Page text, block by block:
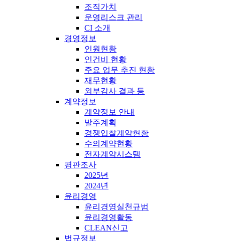
조직가치
운영리스크 관리
CI 소개
경영정보
인원현황
인건비 현황
주요 업무 추진 현황
재무현황
외부감사 결과 등
계약정보
계약정보 안내
발주계획
경쟁입찰계약현황
수의계약현황
전자계약시스템
평판조사
2025년
2024년
윤리경영
윤리경영실천규범
윤리경영활동
CLEAN신고
법규정보